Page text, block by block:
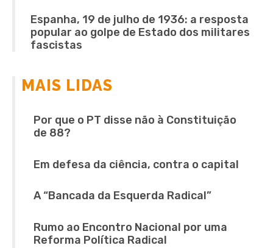
Espanha, 19 de julho de 1936: a resposta
popular ao golpe de Estado dos militares
fascistas
MAIS LIDAS
Por que o PT disse não à Constituição
de 88?
Em defesa da ciência, contra o capital
A “Bancada da Esquerda Radical”
Rumo ao Encontro Nacional por uma
Reforma Política Radical